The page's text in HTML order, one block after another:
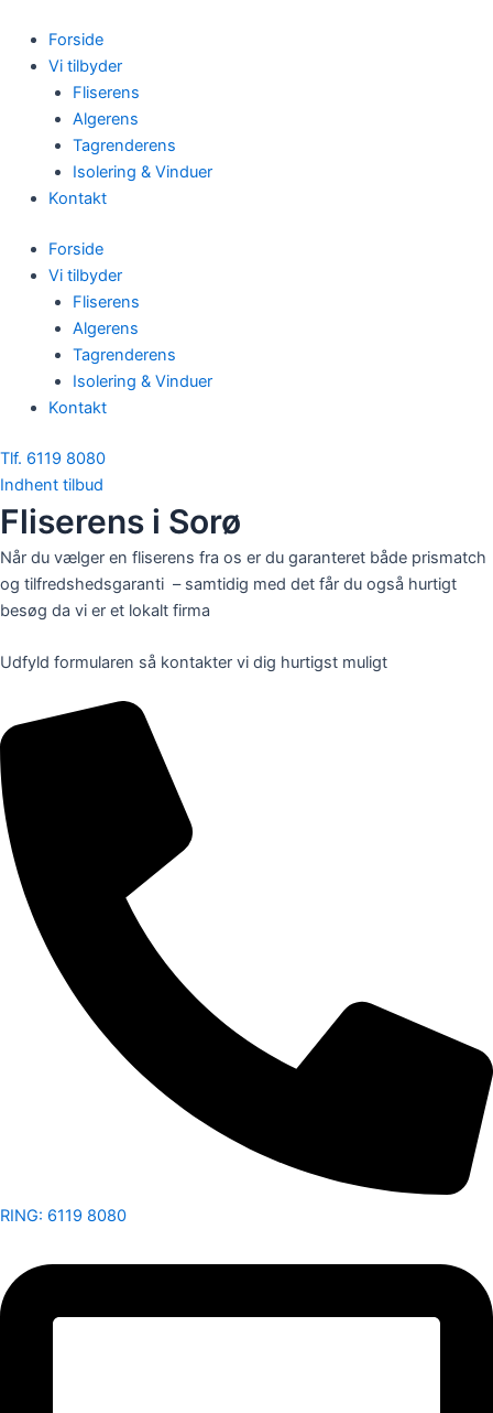
content
Forside
Vi tilbyder
Fliserens
Algerens
Tagrenderens
Isolering & Vinduer
Kontakt
Forside
Vi tilbyder
Fliserens
Algerens
Tagrenderens
Isolering & Vinduer
Kontakt
Tlf. 6119 8080
Indhent tilbud
Fliserens i Sorø
Når du vælger en fliserens fra os er du garanteret både prismatch
og tilfredshedsgaranti – samtidig med det får du også hurtigt
besøg da vi er et lokalt firma
Udfyld formularen så kontakter vi dig hurtigst muligt
RING: 6119 8080